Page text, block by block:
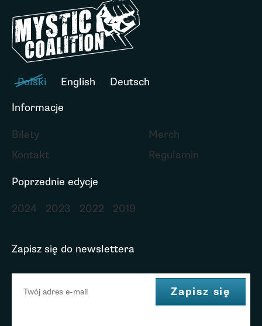
Polski English
Deutsch
Informacje
Bilety
Kontakt
Merch
Regulamin
Poprzednie edycje
2024 2023 2022 2019
Zapisz się do newslettera